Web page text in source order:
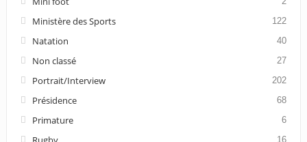
Ministère des Sports 122
Natation 40
Non classé 27
Portrait/Interview 202
Présidence 68
Primature 6
16